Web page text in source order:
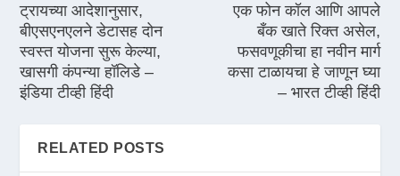
ट्रायच्या आदेशानुसार,
बीएसएनएलने डेटासह दोन
स्वस्त योजना सुरू केल्या,
खासगी कंपन्या हॉलिडे –
इंडिया टीव्ही हिंदी
एक फोन कॉल आणि आपले
बँक खाते रिक्त असेल,
फसवणूकीचा हा नवीन मार्ग
कसा टाळायचा हे जाणून घ्या
– भारत टीव्ही हिंदी
RELATED POSTS